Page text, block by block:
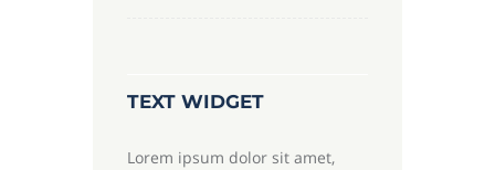
TEXT WIDGET
Lorem ipsum dolor sit amet,